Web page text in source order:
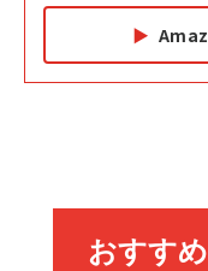
副業
￥1,870
カラ
￥880